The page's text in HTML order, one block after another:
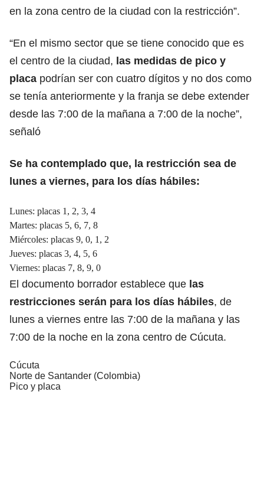
en la zona centro de la ciudad con la restricción”.
“En el mismo sector que se tiene conocido que es
el centro de la ciudad, las medidas de pico y
placa podrían ser con cuatro dígitos y no dos como
se tenía anteriormente y la franja se debe extender
desde las 7:00 de la mañana a 7:00 de la noche”,
señaló
Se ha contemplado que, la restricción sea de
lunes a viernes, para los días hábiles:
Lunes: placas 1, 2, 3, 4
Martes: placas 5, 6, 7, 8
Miércoles: placas 9, 0, 1, 2
Jueves: placas 3, 4, 5, 6
Viernes: placas 7, 8, 9, 0
El documento borrador establece que las
restricciones serán para los días hábiles, de
lunes a viernes entre las 7:00 de la mañana y las
7:00 de la noche en la zona centro de Cúcuta.
Cúcuta
Norte de Santander (Colombia)
Pico y placa